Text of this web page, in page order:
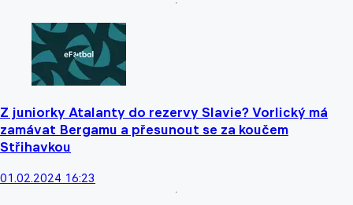
Z juniorky Atalanty do rezervy Slavie? Vorlický má
zamávat Bergamu a přesunout se za koučem
Střihavkou
01.02.2024 16:23